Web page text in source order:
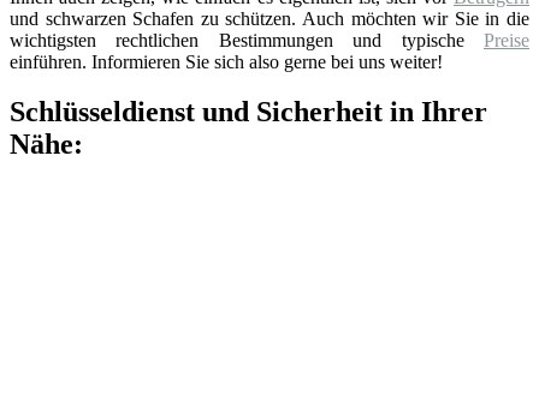
und schwarzen Schafen zu schützen. Auch möchten wir Sie in die
wichtigsten rechtlichen Bestimmungen und typische Preise
einführen. Informieren Sie sich also gerne bei uns weiter!
Schlüsseldienst und Sicherheit in Ihrer
Nähe: